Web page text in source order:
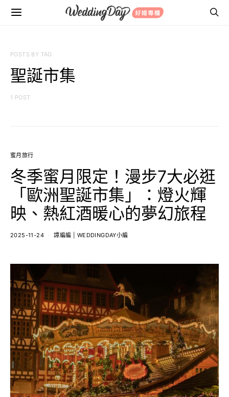
POSTS BY TAG
聖誕市集
1 POST
蜜月旅行
冬季蜜月限定！漫步7大必逛
「歐洲聖誕市集」：燈火輝
映、熱紅酒暖心的夢幻旅程
2025-11-24 譚編編 | WEDDINGDAY小編